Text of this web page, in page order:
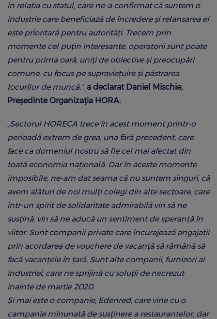
în relația cu statul, care ne-a confirmat că suntem o
industrie care beneficiază de încredere și relansarea ei
este prioritară pentru autorități. Trecem prin
momente cel puțin interesante, operatorii sunt poate
pentru prima oară, uniți de obiective și preocupări
comune, cu focus pe supraviețuire și păstrarea
locurilor de muncă.“, a declarat Daniel Mischie,
Președinte Organizația HORA.
„Sectorul HORECA trece în acest moment printr-o
perioadă extrem de grea, una fără precedent, care
face ca domeniul nostru să fie cel mai afectat din
toată economia națională. Dar în aceste momente
imposibile, ne-am dat seama că nu suntem singuri, că
avem alături de noi mulți colegi din alte sectoare, care
într-un spirit de solidaritate admirabilă vin să ne
susțină, vin să ne aducă un sentiment de speranță în
viitor. Sunt companii private care încurajează angajații
prin acordarea de vouchere de vacanță să rămână să
facă vacanțele în țară. Sunt alte companii, furnizori ai
industriei, care ne sprijină cu soluții de necrezut
inainte de martie 2020.
Și mai este o companie, Edenred, care vine cu o
campanie minunată de susținere a restaurantelor, dar